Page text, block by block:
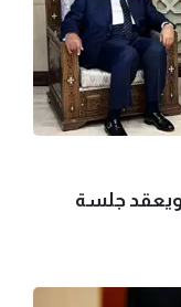
ويعقد جلسة